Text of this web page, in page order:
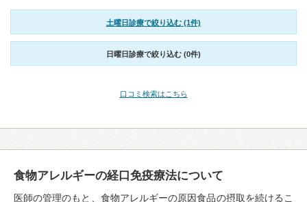
土曜日診療で絞り込む (1件)
日曜日診療で絞り込む (0件)
口コミ検索はこちら
食物アレルギーの経口免疫療法について
医師の管理のもと、食物アレルギーの原因食品の摂取を続けるこ